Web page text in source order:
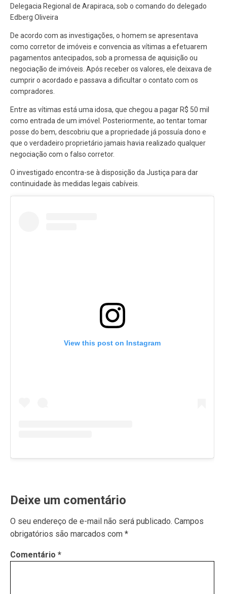
Delegacia Regional de Arapiraca, sob o comando do delegado
Edberg Oliveira
De acordo com as investigações, o homem se apresentava
como corretor de imóveis e convencia as vítimas a efetuarem
pagamentos antecipados, sob a promessa de aquisição ou
negociação de imóveis. Após receber os valores, ele deixava de
cumprir o acordado e passava a dificultar o contato com os
compradores.
Entre as vítimas está uma idosa, que chegou a pagar R$ 50 mil
como entrada de um imóvel. Posteriormente, ao tentar tomar
posse do bem, descobriu que a propriedade já possuía dono e
que o verdadeiro proprietário jamais havia realizado qualquer
negociação com o falso corretor.
O investigado encontra-se à disposição da Justiça para dar
continuidade às medidas legais cabíveis.
View this post on Instagram
Deixe um comentário
O seu endereço de e-mail não será publicado. Campos
obrigatórios são marcados com *
Comentário *